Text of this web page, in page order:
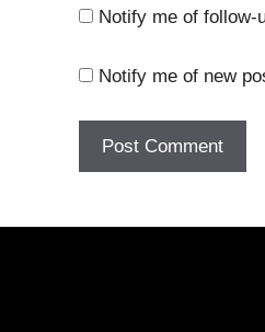
Notify me of follow-
Notify me of new